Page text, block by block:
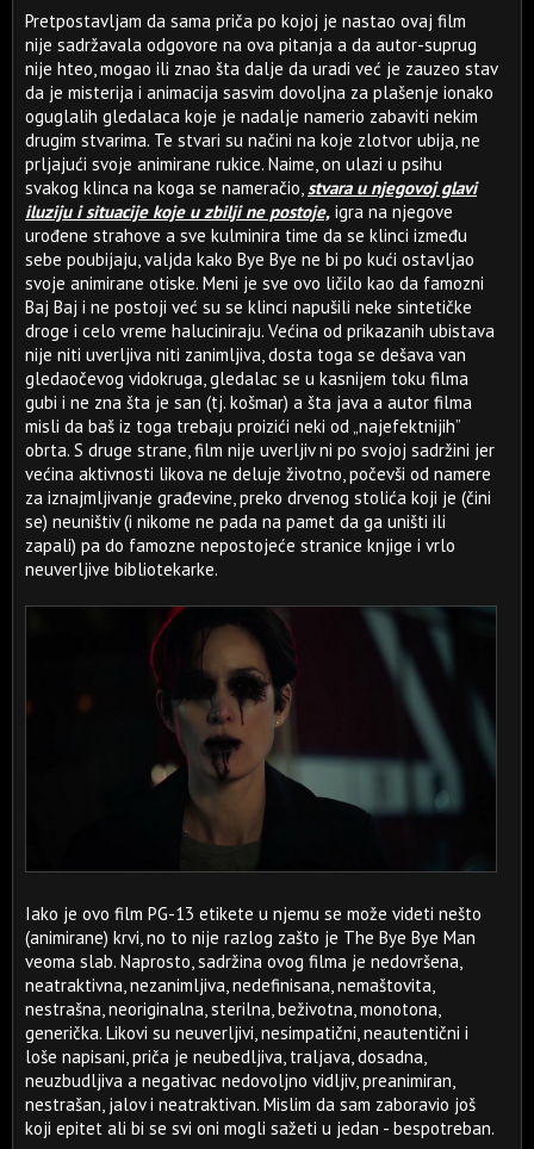
Pretpostavljam da sama priča po kojoj je nastao ovaj film
nije sadržavala odgovore na ova pitanja a da autor-suprug
nije hteo, mogao ili znao šta dalje da uradi već je zauzeo stav
da je misterija i animacija sasvim dovoljna za plašenje ionako
oguglalih gledalaca koje je nadalje namerio zabaviti nekim
drugim stvarima. Te stvari su načini na koje zlotvor ubija, ne
prljajući svoje animirane rukice. Naime, on ulazi u psihu
svakog klinca na koga se nameračio,stvara u njegovoj glavi
iluziju i situacije koje u zbilji ne postoje, igra na njegove
urođene strahove a sve kulminira time da se klinci između
sebe poubijaju, valjda kako Bye Bye ne bi po kući ostavljao
svoje animirane otiske. Meni je sve ovo ličilo kao da famozni
Baj Baj i ne postoji već su se klinci napušili neke sintetičke
droge i celo vreme haluciniraju. Većina od prikazanih ubistava
nije niti uverljiva niti zanimljiva, dosta toga se dešava van
gledaočevog vidokruga, gledalac se u kasnijem toku filma
gubi i ne zna šta je san (tj. košmar) a šta java a autor filma
misli da baš iz toga trebaju proizići neki od „najefektnijih”
obrta. S druge strane, film nije uverljiv ni po svojoj sadržini jer
većina aktivnosti likova ne deluje životno, počevši od namere
za iznajmljivanje građevine, preko drvenog stolića koji je (čini
se) neuništiv (i nikome ne pada na pamet da ga uništi ili
zapali) pa do famozne nepostojeće stranice knjige i vrlo
neuverljive bibliotekarke.
Iako je ovo film PG-13 etikete u njemu se može videti nešto
(animirane) krvi, no to nije razlog zašto je The Bye Bye Man
veoma slab. Naprosto, sadržina ovog filma je nedovršena,
neatraktivna, nezanimljiva, nedefinisana, nemaštovita,
nestrašna, neoriginalna, sterilna, beživotna, monotona,
generička. Likovi su neuverljivi, nesimpatični, neautentični i
loše napisani, priča je neubedljiva, traljava, dosadna,
neuzbudljiva a negativac nedovoljno vidljiv, preanimiran,
nestrašan, jalov i neatraktivan. Mislim da sam zaboravio još
koji epitet ali bi se svi oni mogli sažeti u jedan - bespotreban.